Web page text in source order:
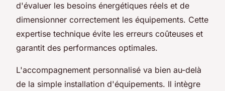
d'évaluer les besoins énergétiques réels et de
dimensionner correctement les équipements. Cette
expertise technique évite les erreurs coûteuses et
garantit des performances optimales.
L'accompagnement personnalisé va bien au-delà
de la simple installation d'équipements. Il intègre